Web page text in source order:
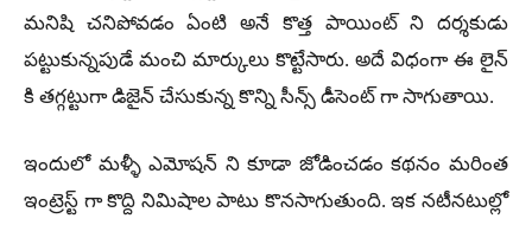
మనిషి చనిపోవడం ఏంటి అనే కొత్త పాయింట్ ని దర్శకుడు
పట్టుకున్నపుడే మంచి మార్కులు కొట్టేసారు. అదే విధంగా ఈ లైన్
కి తగ్గట్టుగా డిజైన్ చేసుకున్న కొన్ని సీన్స్ డీసెంట్ గా సాగుతాయి.
ఇందులో మళ్ళీ ఎమోషన్ ని కూడా జోడించడం కథనం మరింత
ఇంట్రెస్ట్ గా కొద్ది నిమిషాల పాటు కొనసాగుతుంది. ఇక నటీనటుల్లో